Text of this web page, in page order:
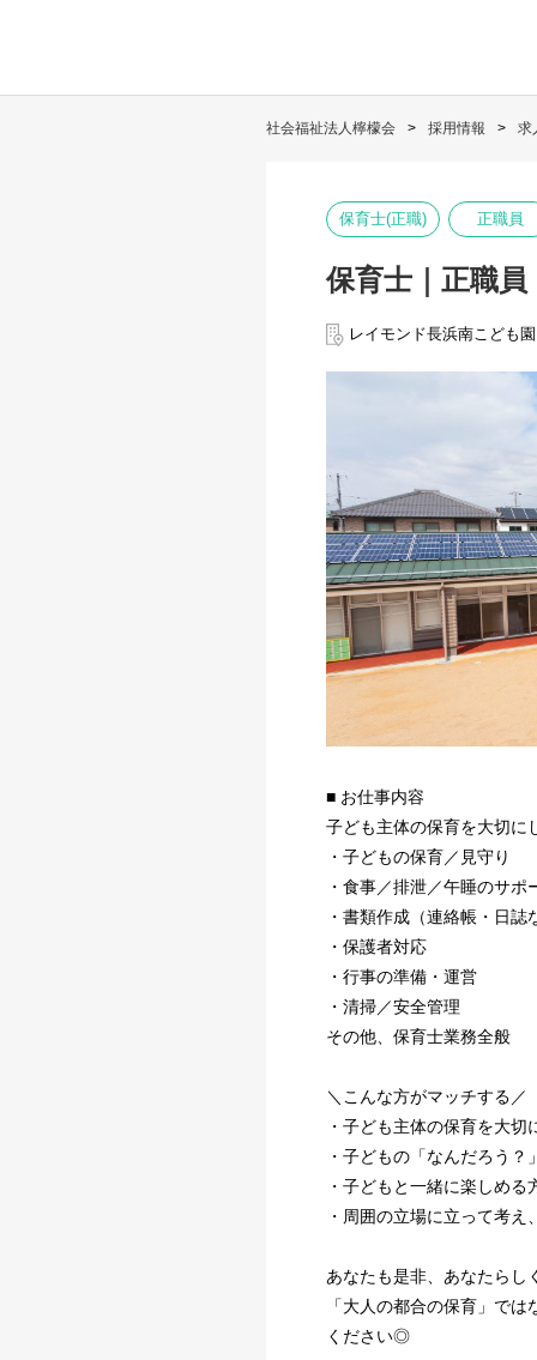
社会福祉法人檸檬会 採用情報 求
保育士(正職) 正職員
保育士｜正職
レイモンド長浜南こども園
■ お仕事内容
子ども主体の保育を大切に
・子どもの保育／見守り
・食事／排泄／午睡のサポ
・書類作成（連絡帳・日誌
・保護者対応
・行事の準備・運営
・清掃／安全管理
その他、保育士業務全般
＼こんな方がマッチする／
・子ども主体の保育を大切
・子どもの「なんだろう？
・子どもと一緒に楽しめる
・周囲の立場に立って考え
あなたも是非、あなたらし
「大人の都合の保育」で
ください◎